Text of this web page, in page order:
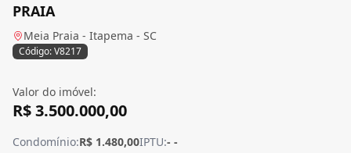
PRAIA
Meia Praia - Itapema - SC
Código: V8217
Valor do imóvel:
R$ 3.500.000,00
Condomínio:R$ 1.480,00IPTU:- -